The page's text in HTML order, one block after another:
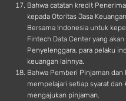
Bahwa catatan kredit
kepada Otoritas Jasa
Bersama Indonesia untuk
Fintech Data Center yang
Penyelenggara, para pelaku
keuangan lainnya.
Bahwa Pemberi Pinjaman
mempelajari setiap syarat
mengajukan pinjaman.